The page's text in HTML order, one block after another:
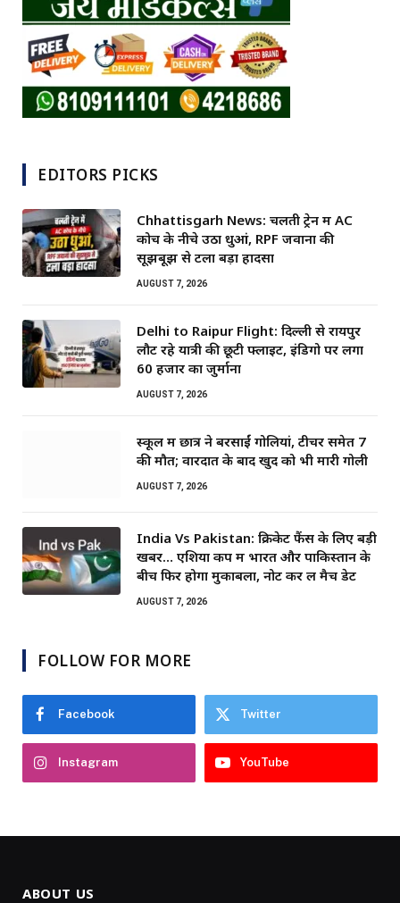
EDITORS PICKS
Chhattisgarh News: चलती ट्रेन में AC
कोच के नीचे उठा धुआं, RPF जवानों की
सूझबूझ से टला बड़ा हादसा
AUGUST 7, 2026
Delhi to Raipur Flight: दिल्ली से रायपुर
लौट रहे यात्री की छूटी फ्लाइट, इंडिगो पर लगा
60 हजार का जुर्माना
AUGUST 7, 2026
स्कूल में छात्र ने बरसाईं गोलियां, टीचर समेत 7
की मौत; वारदात के बाद खुद को भी मारी गोली
AUGUST 7, 2026
India Vs Pakistan: क्रिकेट फैंस के लिए बड़ी
खबर… एशिया कप में भारत और पाकिस्तान के
बीच फिर होगा मुकाबला, नोट कर लें मैच डेट
AUGUST 7, 2026
FOLLOW FOR MORE
Facebook Twitter
Instagram YouTube
ABOUT US